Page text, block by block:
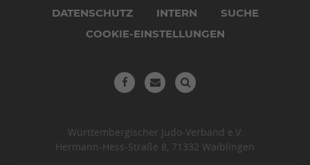
DATENSCHUTZ
INTERN
SUCHE
COOKIE-EINSTELLUNGEN
Württembergischer Judo-Verband e.V.
Hermann-Hess-Straße 8, 71332 Waiblingen